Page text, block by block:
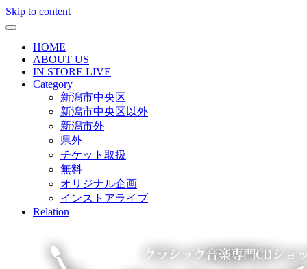
Skip to content
HOME
ABOUT US
IN STORE LIVE
Category
新潟市中央区
新潟市中央区以外
新潟市外
県外
チケット取扱
無料
オリジナル企画
インストアライブ
Relation